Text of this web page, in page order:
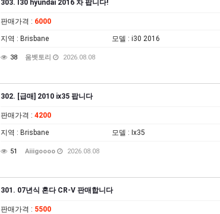
303. I30 hyundai 2016 차 팝니다!
판매가격 : 6000
지역 : Brisbane 모델 : i30 2016
38 움벳토리 2026.08.08
302. [급매] 2010 ix35 팝니다
판매가격 : 4200
지역 : Brisbane 모델 : Ix35
51 Aiiigoooo 2026.08.08
301. 07년식 혼다 CR-V 판매합니다
판매가격 : 5500